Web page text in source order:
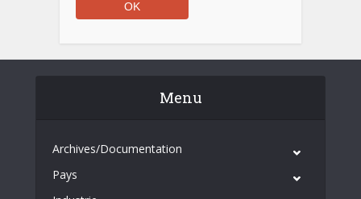
Menu
Archives/Documentation
Pays